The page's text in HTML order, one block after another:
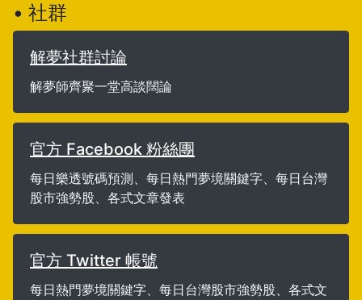
• 社群
解夢社群討論
解夢師齊聚一堂高談闊論
官方 Facebook 粉絲團
每日樂透號碼預測、每日熱門夢境關鍵字、每日台灣
股市強勢股、各式文章發表
官方 Twitter 帳號
每日熱門夢境關鍵字、每日台灣股市強勢股、各式文